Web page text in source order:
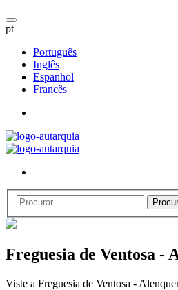
pt
Português
Inglês
Espanhol
Francês
Freguesia de Ventosa -
Viste a Freguesia de Ventosa -